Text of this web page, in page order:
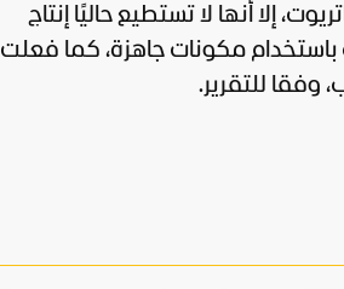
إلا أنها لا تستطيع حاليًا إنتاج
باستخدام مكونات جاهزة، كما فعلت
وفقا للتقرير.